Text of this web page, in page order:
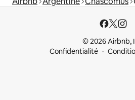
© 2026 Airbnb,
Confidentialité